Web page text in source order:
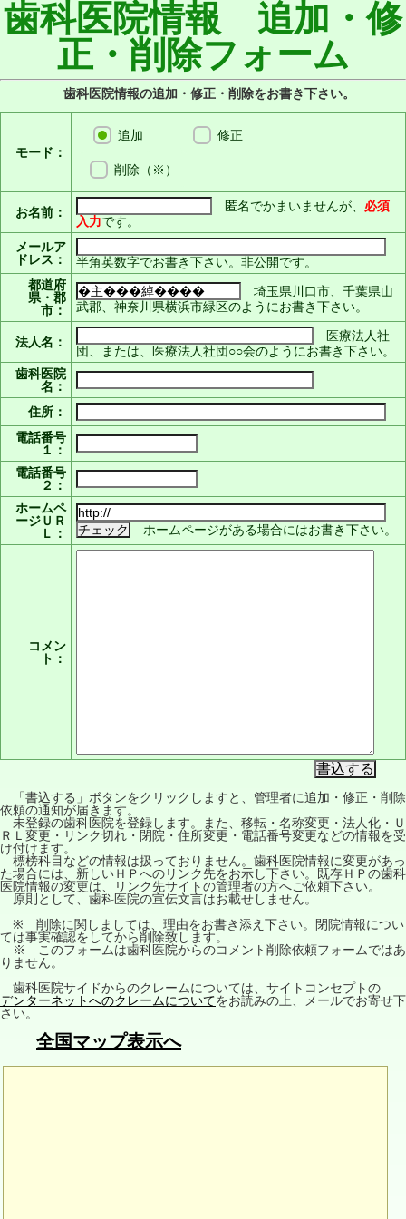
歯科医院情報 追加・修
正・削除フォーム
歯科医院情報の追加・修正・削除をお書き下さい。
モード：
追加 修正
削除（※）
お名前： 匿名でかまいませんが、 必須
入力です。
メールア
ドレス：
半角英数字でお書き下さい。非公開です。
都道府
県・郡
市：
埼玉県川口市、千葉県山
武郡、神奈川県横浜市緑区のようにお書き下さい。
法人名：
医療法人社
団、または、医療法人社団○○会のようにお書き下さい。
歯科医院
名：
住所：
電話番号
１：
電話番号
２：
ホームペ
ージＵＲ
Ｌ：
ホームページがある場合にはお書き下さい。
コメン
ト：
「書込する」ボタンをクリックしますと、管理者に追加・修正・削除
依頼の通知が届きます。
未登録の歯科医院を登録します。また、移転・名称変更・法人化・Ｕ
ＲＬ変更・リンク切れ・閉院・住所変更・電話番号変更などの情報を受
け付けます。
標榜科目などの情報は扱っておりません。歯科医院情報に変更があっ
た場合には、新しいＨＰへのリンク先をお示し下さい。既存ＨＰの歯科
医院情報の変更は、リンク先サイトの管理者の方へご依頼下さい。
原則として、歯科医院の宣伝文言はお載せしません。
※ 削除に関しましては、理由をお書き添え下さい。閉院情報につい
ては事実確認をしてから削除致します。
※ このフォームは歯科医院からのコメント削除依頼フォームではあ
りません。
歯科医院サイドからのクレームについては、サイトコンセプトの
デンターネットへのクレームについてをお読みの上、メールでお寄せ下
さい。
全国マップ表示へ